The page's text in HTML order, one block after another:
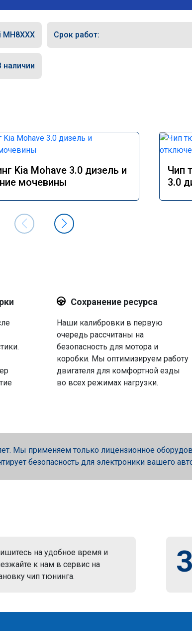
Срок работ:
наличии
Kia Mohave 3.0 дизель и
мочевины
Чип
3.0
Сохранение ресурса
Наши калибровки в первую
очередь рассчитаны на
безопасность для мотора и
коробки. Мы оптимизируем работу
двигателя для комфортной езды
во всех режимах нагрузки.
Мы применяем только лицензионное
безопасность для электроники вашего
на удобное время и
к нам в сервис на
чип тюнинга.
3